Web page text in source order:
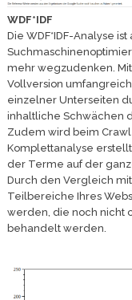
WDF*IDF
Die WDF*IDF-Analyse ist
mehr wegzudenken.
Vollversion
einzelner Unterseiten
inhaltliche Schwächen
Zudem wird beim
Komplettanalyse
der Terme auf der
Durch den Vergleich
Teilbereiche Ihres
werden, die noch nicht
behandelt werden.